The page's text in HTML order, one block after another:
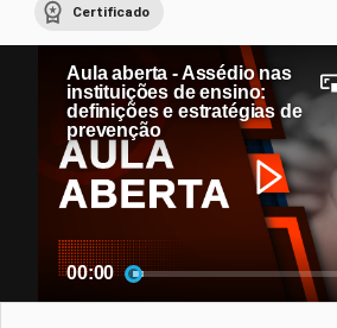
Certificado
00:00
Aula aberta - Assédio nas
instituições de ensino:
definições e estratégias de
prevenção